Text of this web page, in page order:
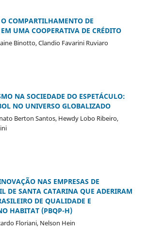
COMPARTILHAMENTO DE
UMA COOPERATIVA DE CRÉDITO
Binotto, Clandio Favarini Ruviaro
NA SOCIEDADE DO ESPETÁCULO:
NO UNIVERSO GLOBALIZADO
Berton Santos, Hewdy Lobo Ribeiro,
NAS EMPRESAS DE
DE SANTA CATARINA QUE ADERIRAM
DE QUALIDADE E
HABITAT (PBQP-H)
Floriani, Nelson Hein